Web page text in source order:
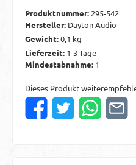
Produktnummer: 295-542
Hersteller: Dayton Audio
Gewicht:0,1 kg
Lieferzeit: 1-3 Tage
Mindestabnahme: 1
Dieses Produkt